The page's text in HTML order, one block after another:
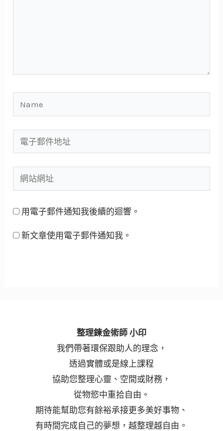
用電子郵件通知我後續的迴響。
新文章使用電子郵件通知我。
整理鍊金術師 小印
我們帶著環保跟助人的理念，
透過實體或是線上課程
協助您整理心靈、空間或財務，
從物慾中重拾自由。
期待能幫助您有餘裕承接更多美好事物、
有時間完成自己的夢想，越整理越自由。